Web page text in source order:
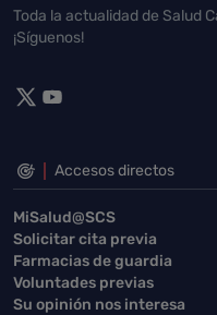
Toda la actualidad de Salud
¡Síguenos!
Accesos directos
MiSalud@SCS
Solicitar cita previa
Farmacias de guardia
Voluntades previas
Su opinión nos interesa